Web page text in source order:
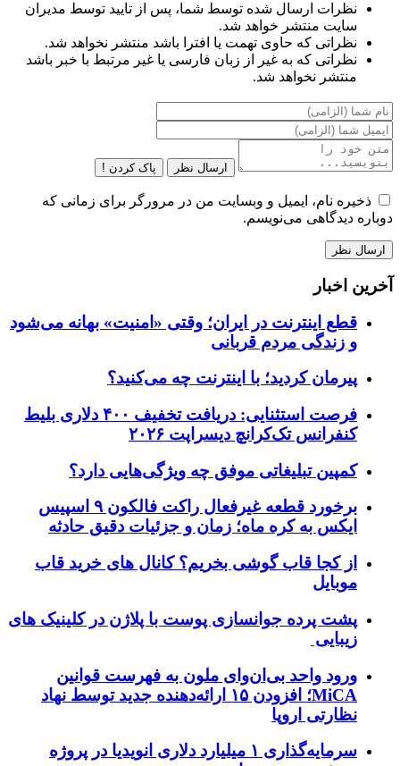
نظرات ارسال شده توسط شما، پس از تایید توسط مدیران
سایت منتشر خواهد شد.
نظراتی که حاوی تهمت یا افترا باشد منتشر نخواهد شد.
نظراتی که به غیر از زبان فارسی یا غیر مرتبط با خبر باشد
منتشر نخواهد شد.
ارسال نظر پاک کردن !
ذخیره نام، ایمیل و وبسایت من در مرورگر برای زمانی که
دوباره دیدگاهی می‌نویسم.
آخرین اخبار
قطع اینترنت در ایران؛ وقتی «امنیت» بهانه می‌شود
و زندگی مردم قربانی
پیرمان کردید؛ با اینترنت چه می‌کنید؟
فرصت استثنایی: دریافت تخفیف ۴۰۰ دلاری بلیط
کنفرانس تک‌کرانچ دیسراپت ۲۰۲۶
کمپین تبلیغاتی موفق چه ویژگی‌هایی دارد؟
برخورد قطعه غیرفعال راکت فالکون ۹ اسپیس
ایکس به کره ماه؛ زمان و جزئیات دقیق حادثه
از کجا قاب گوشی بخریم؟ کانال های خرید قاب
موبایل
پشت پرده جوانسازی پوست با پلاژن در کلینیک های
زیبایی
ورود واحد بی‌ان‌وای ملون به فهرست قوانین
MiCA؛ افزودن ۱۵ ارائه‌دهنده جدید توسط نهاد
نظارتی اروپا
سرمایه‌گذاری ۱ میلیارد دلاری انویدیا در پروژه